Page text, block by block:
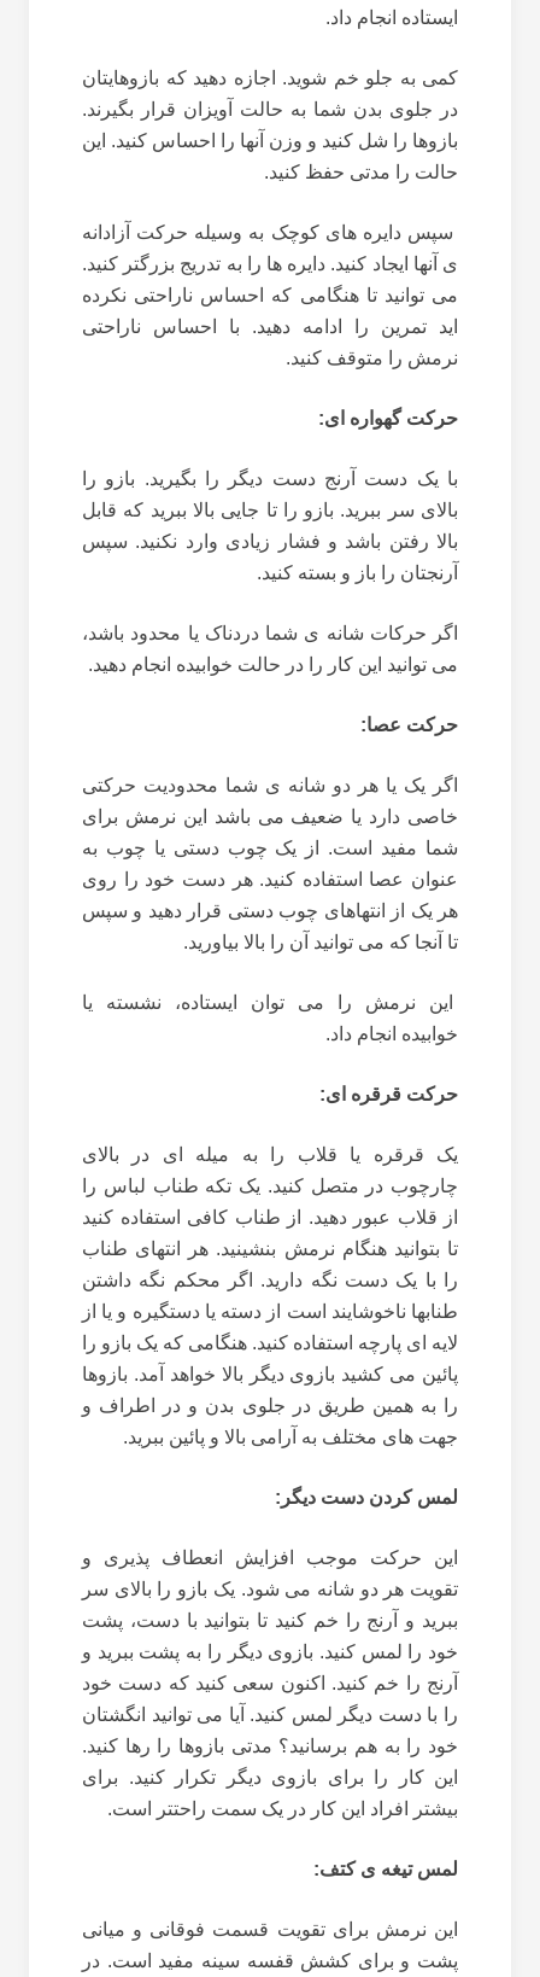
ایستاده انجام داد.
کمی به جلو خم شوید. اجازه دهید که بازوهایتان
در جلوی بدن شما به حالت آویزان قرار بگیرند.
بازوها را شل کنید و وزن آنها را احساس کنید. این
حالت را مدتی حفظ کنید.
سپس دایره های کوچک به وسیله حرکت آزادانه
ی آنها ایجاد کنید. دایره ها را به تدریج بزرگتر کنید.
می توانید تا هنگامی که احساس ناراحتی نکرده
اید تمرین را ادامه دهید. با احساس ناراحتی
نرمش را متوقف کنید.
حرکت گهواره ای:
با یک دست آرنج دست دیگر را بگیرید. بازو را
بالای سر ببرید. بازو را تا جایی بالا ببرید که قابل
بالا رفتن باشد و فشار زیادی وارد نکنید. سپس
آرنجتان را باز و بسته کنید.
اگر حرکات شانه ی شما دردناک یا محدود باشد،
می توانید این کار را در حالت خوابیده انجام دهید.
حرکت عصا:
اگر یک یا هر دو شانه ی شما محدودیت حرکتی
خاصی دارد یا ضعیف می باشد این نرمش برای
شما مفید است. از یک چوب دستی یا چوب به
عنوان عصا استفاده کنید. هر دست خود را روی
هر یک از انتهاهای چوب دستی قرار دهید و سپس
تا آنجا که می توانید آن را بالا بیاورید.
این نرمش را می توان ایستاده، نشسته یا
خوابیده انجام داد.
حرکت قرقره ای:
یک قرقره یا قلاب را به میله ای در بالای
چارچوب در متصل کنید. یک تکه طناب لباس را
از قلاب عبور دهید. از طناب کافی استفاده کنید
تا بتوانید هنگام نرمش بنشینید. هر انتهای طناب
را با یک دست نگه دارید. اگر محکم نگه داشتن
طنابها ناخوشایند است از دسته یا دستگیره و یا از
لایه ای پارچه استفاده کنید. هنگامی که یک بازو را
پائین می کشید بازوی دیگر بالا خواهد آمد. بازوها
را به همین طریق در جلوی بدن و در اطراف و
جهت های مختلف به آرامی بالا و پائین ببرید.
لمس کردن دست دیگر:
این حرکت موجب افزایش انعطاف پذیری و
تقویت هر دو شانه می شود. یک بازو را بالای سر
ببرید و آرنج را خم کنید تا بتوانید با دست، پشت
خود را لمس کنید. بازوی دیگر را به پشت ببرید و
آرنج را خم کنید. اکنون سعی کنید که دست خود
را با دست دیگر لمس کنید. آیا می توانید انگشتان
خود را به هم برسانید؟ مدتی بازوها را رها کنید.
این کار را برای بازوی دیگر تکرار کنید. برای
بیشتر افراد این کار در یک سمت راحتتر است.
لمس تیغه ی کتف:
این نرمش برای تقویت قسمت فوقانی و میانی
پشت و برای کشش قفسه سینه مفید است. در